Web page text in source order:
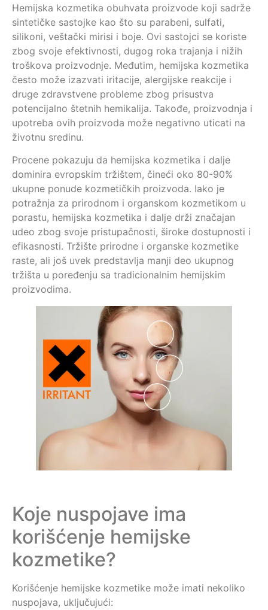
Hemijska kozmetika obuhvata proizvode koji sadrže
sintetičke sastojke kao što su parabeni, sulfati,
silikoni, veštački mirisi i boje. Ovi sastojci se koriste
zbog svoje efektivnosti, dugog roka trajanja i nižih
troškova proizvodnje. Međutim, hemijska kozmetika
često može izazvati iritacije, alergijske reakcije i
druge zdravstvene probleme zbog prisustva
potencijalno štetnih hemikalija. Takođe, proizvodnja i
upotreba ovih proizvoda može negativno uticati na
životnu sredinu.
Procene pokazuju da hemijska kozmetika i dalje
dominira evropskim tržištem, čineći oko 80-90%
ukupne ponude kozmetičkih proizvoda. Iako je
potražnja za prirodnom i organskom kozmetikom u
porastu, hemijska kozmetika i dalje drži značajan
udeo zbog svoje pristupačnosti, široke dostupnosti i
efikasnosti. Tržište prirodne i organske kozmetike
raste, ali još uvek predstavlja manji deo ukupnog
tržišta u poređenju sa tradicionalnim hemijskim
proizvodima.
Koje nuspojave ima
korišćenje hemijske
kozmetike?
Korišćenje hemijske kozmetike može imati nekoliko
nuspojava, uključujući: